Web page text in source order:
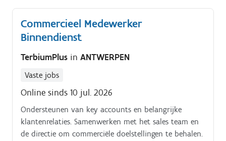
relaties met nieuwe klanten en architecten
Commercieel Medewerker
Binnendienst
TerbiumPlus in ANTWERPEN
Vaste jobs
Online sinds 10 jul. 2026
Ondersteunen van key accounts en belangrijke
klantenrelaties. Samenwerken met het sales team en
de directie om commerciële doelstellingen te behalen.